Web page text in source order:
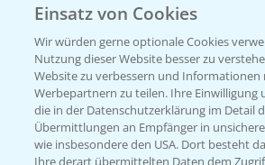
KONTAKT
Hilfe in Notfällen
T.+49 (0)214/30-20220
Einsatz von Cookies
Wir würden gerne optionale Cookies
Nutzung dieser Website besser zu
Website zu verbessern und Informationen
Werbepartnern zu teilen. Ihre Einwilligung
die in der Datenschutzerklärung im Detail
Übermittlungen an Empfänger in
wie insbesondere den USA. Dort besteht
Ihre derart übermittelten Daten dem